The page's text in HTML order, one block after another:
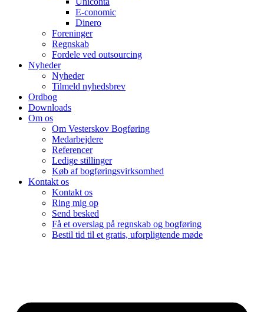
E-conomic
Dinero
Foreninger
Regnskab
Fordele ved outsourcing
Nyheder
Nyheder
Tilmeld nyhedsbrev
Ordbog
Downloads
Om os
Om Vesterskov Bogføring
Medarbejdere
Referencer
Ledige stillinger
Køb af bogføringsvirksomhed
Kontakt os
Kontakt os
Ring mig op
Send besked
Få et overslag på regnskab og bogføring
Bestil tid til et gratis, uforpligtende møde